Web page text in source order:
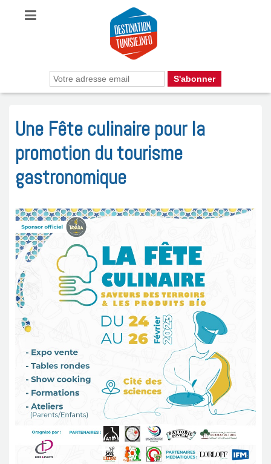
Une Fête culinaire pour la
promotion du tourisme
gastronomique